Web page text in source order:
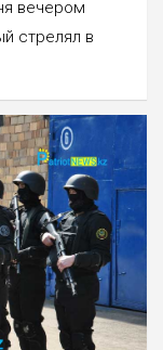
вечером
стрелял в